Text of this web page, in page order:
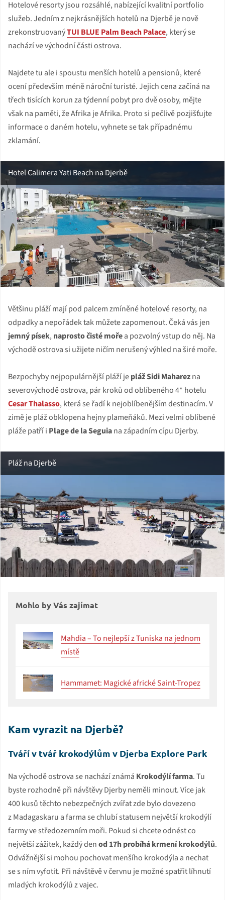
Hotelové resorty jsou rozsáhlé, nabízející kvalitní portfolio
služeb. Jedním z nejkrásnějších hotelů na Djerbě je nově
zrekonstruovanýTUI BLUE Palm Beach Palace, který se
nachází ve východní části ostrova.
Najdete tu ale i spoustu menších hotelů a pensionů, které
ocení především méně nároční turisté. Jejich cena začíná na
třech tisících korun za týdenní pobyt pro dvě osoby, mějte
však na paměti, že Afrika je Afrika. Proto si pečlivě pozjišťujte
informace o daném hotelu, vyhnete se tak případnému
zklamání.
Hotel Calimera Yati Beach na Djerbě
Většinu pláží mají pod palcem zmíněné hotelové resorty, na
odpadky a nepořádek tak můžete zapomenout. Čeká vás jen
jemný písek, naprosto čisté mořea pozvolný vstup do něj. Na
východě ostrova si užijete ničím nerušený výhled na širé moře.
Bezpochyby nejpopulárnější pláží jepláž Sidi Maharezna
severovýchodě ostrova, pár kroků od oblíbeného 4* hotelu
Cesar Thalasso, která se řadí k nejoblíbenějším destinacím. V
zimě je pláž obklopena hejny plameňáků. Mezi velmi oblíbené
pláže patří i Plage de la Seguiana západním cípu Djerby.
Pláž na Djerbě
Mohlo by Vás zajímat
Mahdia – To nejlepší z Tuniska na jednom
místě
Hammamet: Magické africké Saint-Tropez
Kam vyrazit na Djerbě?
Tváří v tvář krokodýlům v Djerba Explore Park
Na východě ostrova se nachází známá Krokodýlí farma. Tu
byste rozhodně při návštěvy Djerby neměli minout. Více jak
400 kusů těchto nebezpečných zvířat zde bylo dovezeno
z Madagaskaru a farma se chlubí statusem největší krokodýlí
farmy ve středozemním moři. Pokud si chcete odnést co
největší zážitek, každý denod 17h probíhá krmení krokodýlů.
Odvážnější si mohou pochovat menšího krokodýla a nechat
se s ním vyfotit. Při návštěvě v červnu je možné spatřit líhnutí
mladých krokodýlů z vajec.